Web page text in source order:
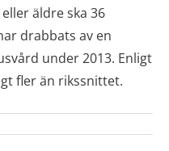
äldre ska 36
drabbats av en
under 2013. Enligt
fler än rikssnittet.